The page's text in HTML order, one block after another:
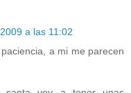
a las 11:02
a mi me parecen